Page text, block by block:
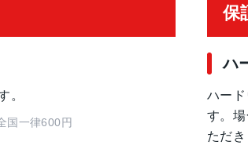
。
国一律600円
保
ハ
ハー
す。
ただき